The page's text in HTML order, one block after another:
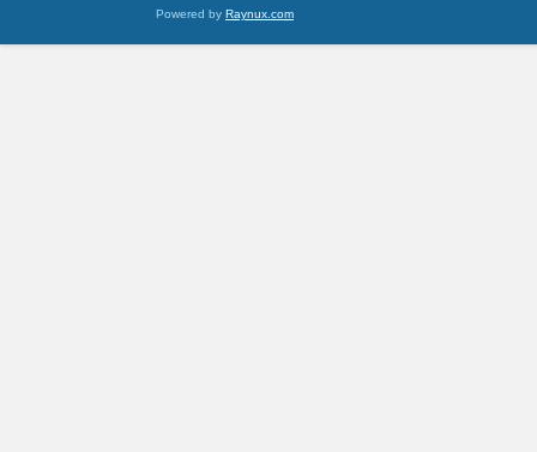
Powered by Raynux.com